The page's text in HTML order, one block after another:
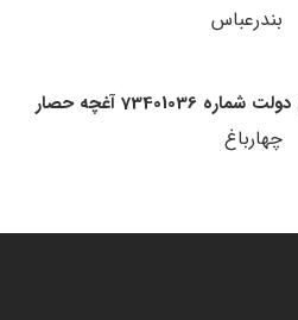
بندرعباس
73401036 آغچه حصار
چهارباغ